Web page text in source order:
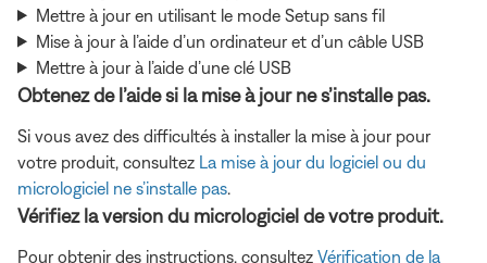
Mettre à jour en utilisant le mode Setup sans fil
Mise à jour à l’aide d’un ordinateur et d’un câble USB
Mettre à jour à l’aide d’une clé USB
Obtenez de l’aide si la mise à jour ne s’installe pas.
Si vous avez des difficultés à installer la mise à jour pour
votre produit, consultez La mise à jour du logiciel ou du
micrologiciel ne s’installe pas
Vérifiez la version du micrologiciel de votre produit.
Pour obtenir des instructions, consultez Vérification de la